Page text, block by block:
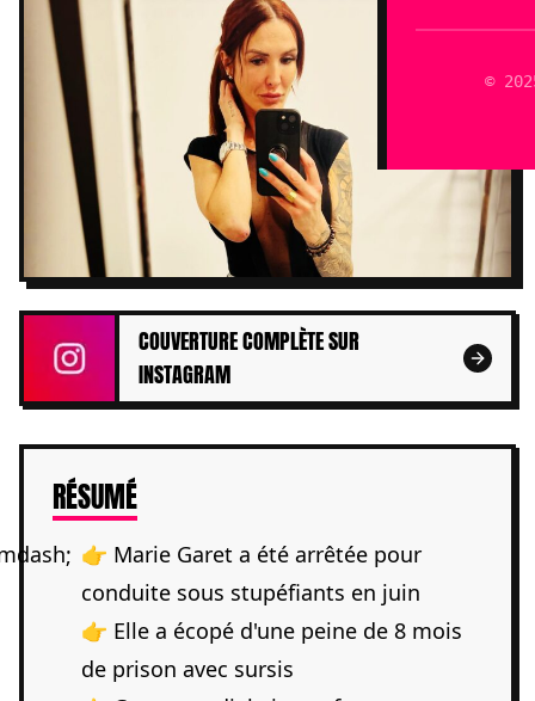
©
COUVERTURE COMPLÈTE SUR
INSTAGRAM
RÉSUMÉDE L'ARTICLE
👉 Marie Garet a été arrêtée pour
conduite sous stupéfiants en juin
👉 Elle a écopé d'une peine de 8 mois
de prison avec sursis